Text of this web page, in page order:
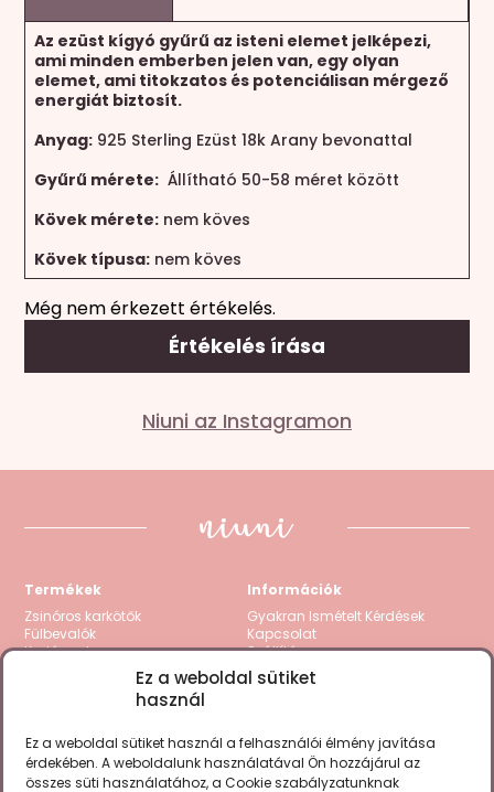
Ez a weboldal sütiket
használ
Ez a weboldal sütiket használ a felhasználói élmény javítása
érdekében. A weboldalunk használatával Ön hozzájárul az
összes süti használatához, a Cookie szabályzatunknak
Az ezüst kígyó gyűrű az isteni elemet jelképezi,
ami minden emberben jelen van, egy olyan
elemet, ami titokzatos és potenciálisan mérgező
energiát biztosít.
Anyag: 925 Sterling Ezüst 18k Arany bevonattal
Gyűrű mérete: Állítható 50-58 méret között
Kövek mérete: nem köves
Kövek típusa: nem köves
Még nem érkezett értékelés.
Értékelés írása
Az e-mail címet nem tesszük közzé.
1 / 5 csillag2 / 5 csillag3 / 5 csillag 4 / 5 csillag5
Értékelésed
Niuni az Instagramon
Termékek
Zsinóros karkötők
Fülbevalók
Karláncok
Gravírozható termékek
Információk
Gyakran Ismételt Kérdések
Kapcsolat
Szállítás
Visszatérítés / Garancia
Fizetési módok
Adatkezelési tájékoztató
Cookie Policy (EU)